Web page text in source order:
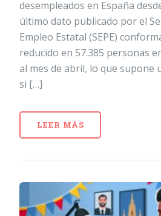
desempleados en España
último dato publicado por el
Empleo Estatal (SEPE)
reducido en 57.385 personas
al mes de abril, lo que supone
si […]
LEER MÁS